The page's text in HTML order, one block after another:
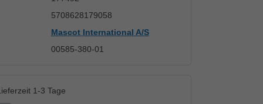
Mascot International A/S
5708628179058
00585-380-01
1-3 Tage